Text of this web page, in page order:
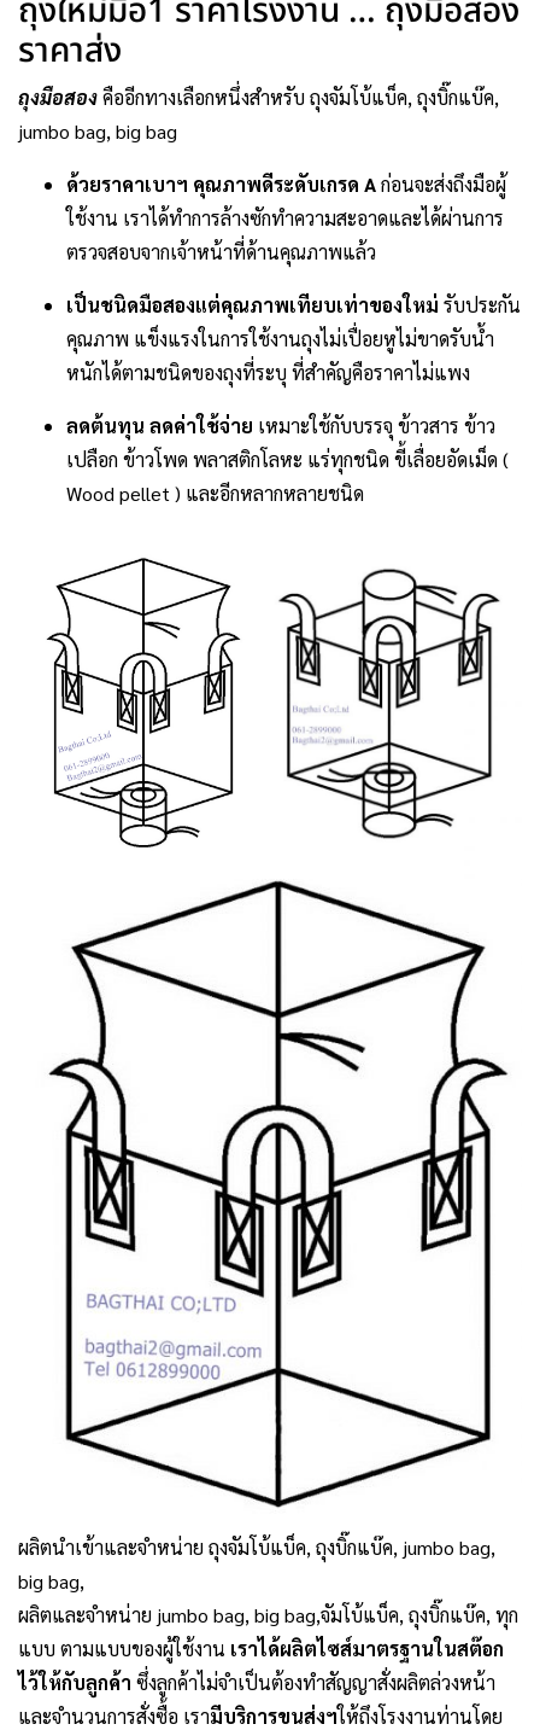
ถุงใหม่มือ1 ราคาโรงงาน … ถุงมือสอง
ราคาส่ง
ถุงมือสองคืออีกทางเลือกหนึ่งสำหรับ ถุงจัมโบ้แบ็ค, ถุงบิ๊กแบ๊ค,
jumbo bag, big bag
ด้วยราคาเบาฯ คุณภาพดีระดับเกรด Aก่อนจะส่งถึงมือผู้
ใช้งาน เราได้ทำการล้างซักทำความสะอาดและได้ผ่านการ
ตรวจสอบจากเจ้าหน้าที่ด้านคุณภาพแล้ว
เป็นชนิดมือสองแต่คุณภาพเทียบเท่าของใหม่ รับประกัน
คุณภาพ แข็งแรงในการใช้งานถุงไม่เปื่อยหูไม่ขาดรับน้ำ
หนักได้ตามชนิดของถุงที่ระบุ ที่สำคัญคือราคาไม่แพง
ลดต้นทุน ลดค่าใช้จ่าย เหมาะใช้กับบรรจุ ข้าวสาร ข้าว
เปลือก ข้าวโพด พลาสติกโลหะ แร่ทุกชนิด ขี้เลื่อยอัดเม็ด (
Wood pellet ) และอีกหลากหลายชนิด
ผลิตนำเข้าและจำหน่าย ถุงจัมโบ้แบ็ค, ถุงบิ๊กแบ๊ค, jumbo bag,
big bag,
ผลิตและจำหน่าย jumbo bag, big bag,จัมโบ้แบ็ค, ถุงบิ๊กแบ๊ค, ทุก
แบบ ตามแบบของผู้ใช้งาน เราได้ผลิตไซส์มาตรฐานในสต๊อก
ไว้ให้กับลูกค้า ซึ่งลูกค้าไม่จำเป็นต้องทำสัญญาสั่งผลิตล่วงหน้า
และจำนวนการสั่งซื้อ เรามีบริการขนส่งฯให้ถึงโรงงานท่านโดย